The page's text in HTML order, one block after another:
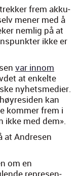
frem akku­
men­er med å
nem­lig på at
ikke er
var innom
at enkelte
nyhetsme­di­er.
kan
kom­mer frem i
ikke med dem».
at Andresen
om en